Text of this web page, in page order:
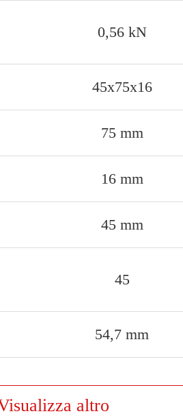
0,56 kN
45x75x16
75 mm
16 mm
45 mm
45
54,7 mm
altro